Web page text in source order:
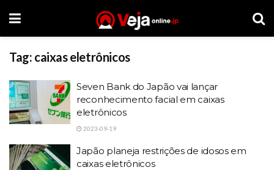
Tag: caixas eletrônicos
Seven Bank do Japão vai lançar
reconhecimento facial em caixas
eletrônicos
2023-09-19
Japão planeja restrições de idosos em
caixas eletrônicos